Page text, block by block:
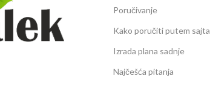
Poručivanje
Kako poručiti putem sajta
Izrada plana sadnje
Najčešća pitanja